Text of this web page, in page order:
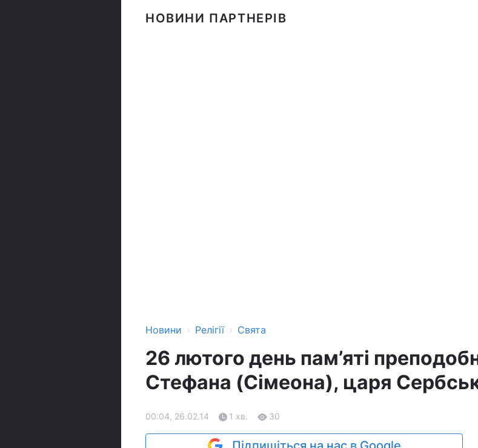
НОВИНИ ПАРТНЕРІВ
Новини › Релігії › Свята
26 лютого день пам’яті
Стефана (Сімеона), царя
00:04, 26.02.14 1 хв. 30